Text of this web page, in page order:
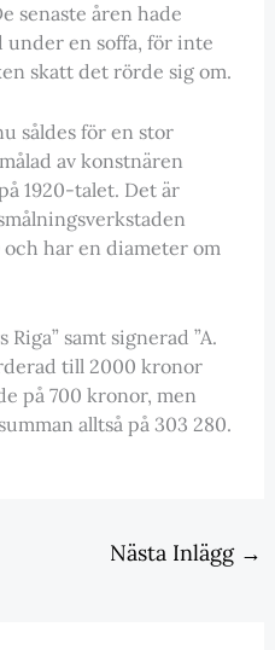
senaste åren hade
en soffa, för inte
skatt det rörde sig om.
såldes för en stor
av konstnären
1920-talet. Det är
och har en diameter om
samt signerad ”A.
till 2000 kronor
på 700 kronor, men
alltså på 303 280.
Nästa Inlägg →